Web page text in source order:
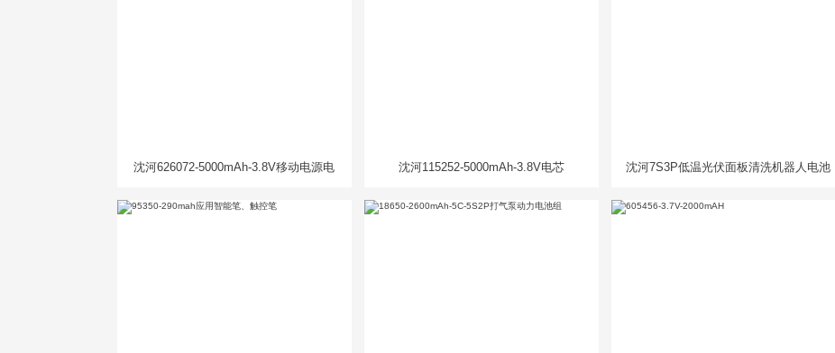
沈河626072-5000mAh-3.8V移动电源电
沈河115252-5000mAh-3.8V电芯
沈河7S3P低温光伏面板清洗机器人电池